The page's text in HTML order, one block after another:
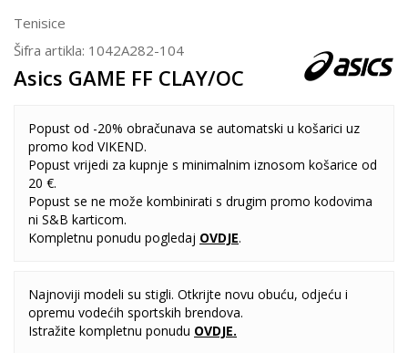
Tenisice
Šifra artikla: 1042A282-104
Asics GAME FF CLAY/OC
Popust od -20% obračunava se automatski u košarici uz
promo kod VIKEND.
Popust vrijedi za kupnje s minimalnim iznosom košarice od
20 €.
Popust se ne može kombinirati s drugim promo kodovima
ni S&B karticom.
Kompletnu ponudu pogledaj OVDJE.
Najnoviji modeli su stigli. Otkrijte novu obuću, odjeću i
opremu vodećih sportskih brendova.
Istražite kompletnu ponudu OVDJE.